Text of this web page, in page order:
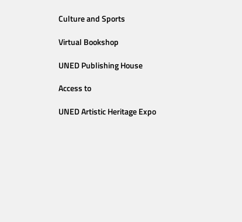
Culture and Sports
Virtual Bookshop
UNED Publishing House
Access to
UNED Artistic Heritage Expo